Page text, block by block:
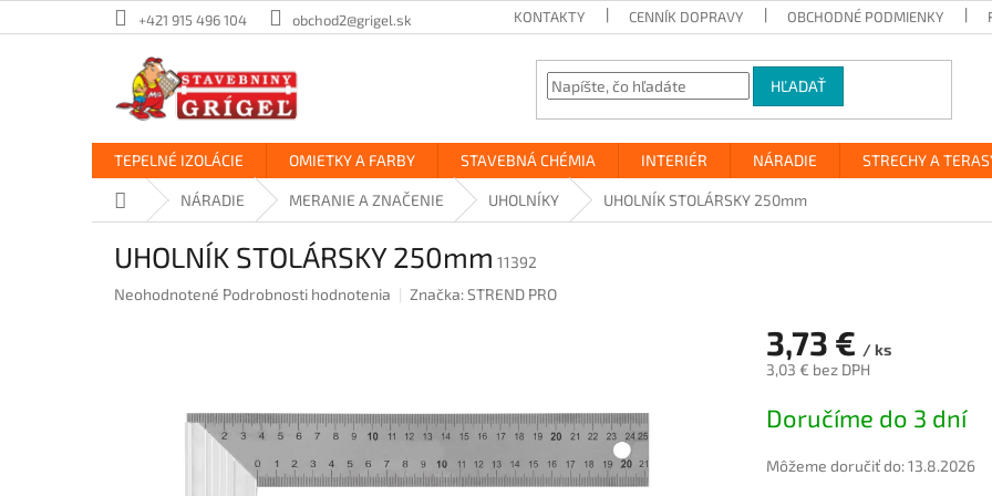
na
+421 915 496 104 obchod2@grigel.sk KONTAKTY CENNÍK DOPRAVY OBCHODNÉ PODMIENKY
HĽADAŤ
TEPELNÉ IZOLÁCIE OMIETKY A FARBY STAVEBNÁ CHÉMIA INTERIÉR NÁRADIE STRECHY A
DomovNÁRADIE MERANIE A ZNAČENIE UHOLNÍKY UHOLNÍK STOLÁRSKY 250mm
UHOLNÍK STOLÁRSKY 250mm 11392
Priemerné
Neohodnotené Podrobnosti hodnotenia Značka:STREND PRO
3,73 € / ks
3,03 € bez DPH
cena:
Doručíme do 3 dní
Môžeme doručiť do:13.8.2026